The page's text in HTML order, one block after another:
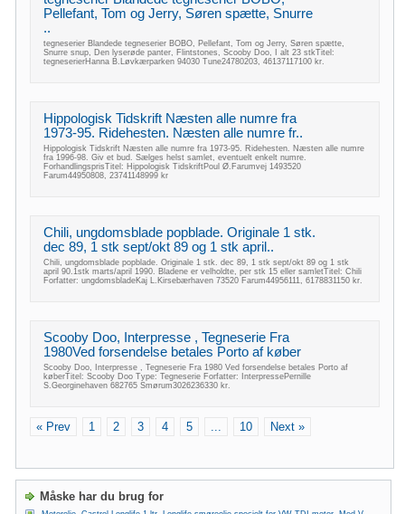
Pellefant, Tom og Jerry, Søren spætte, Snurre
..
tegneserier Blandede tegneserier BOBO, Pellefant, Tom og Jerry, Søren spætte,
Snurre snup, Den lyserøde panter, Flintstones, Scooby Doo, I alt 23 stkTitel:
tegneserierHanna B.Løvkærparken 94030 Tune24780203, 46137117100 kr.
Hippologisk Tidskrift Næsten alle numre fra
1973-95. Ridehesten. Næsten alle numre fr..
Hippologisk Tidskrift Næsten alle numre fra 1973-95. Ridehesten. Næsten alle numre
fra 1996-98. Giv et bud. Sælges helst samlet, eventuelt enkelt numre.
ForhandlingsprisTitel: Hippologisk TidskriftPoul Ø.Farumvej 1493520
Farum44950808, 23741148999 kr
Chili, ungdomsblade popblade. Originale 1 stk.
dec 89, 1 stk sept/okt 89 og 1 stk april..
Chili, ungdomsblade popblade. Originale 1 stk. dec 89, 1 stk sept/okt 89 og 1 stk
april 90.1stk marts/april 1990. Bladene er velholdte, per stk 15 eller samletTitel: Chili
Forfatter: ungdomsbladeKaj L.Kirsebærhaven 73520 Farum44956111, 6178831150 kr.
Scooby Doo, Interpresse , Tegneserie Fra
1980Ved forsendelse betales Porto af køber
Scooby Doo, Interpresse , Tegneserie Fra 1980 Ved forsendelse betales Porto af
køberTitel: Scooby Doo Type: Tegneserie Forfatter: InterpressePernille
S.Georginehaven 682765 Smørum3026236330 kr.
« Prev 1 2 3 4 5 ... 10 Next »
Måske har du brug for